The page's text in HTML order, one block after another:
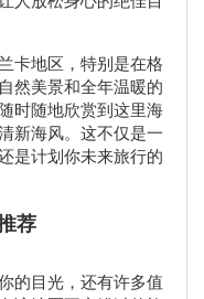
卡地区，特别是在格
然美景和全年温暖的
时随地欣赏到这里海
新海风。这不仅是一
是计划你未来旅行的
荐
的目光，还有许多值